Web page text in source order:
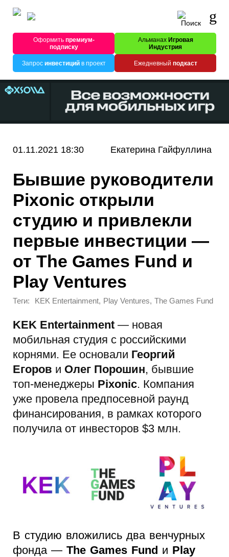
Оформитьпремиум-
подписку
Альманах Игровая
Индустрия
Запрос инвестицийв проект Ежедневный подкаст
01.11.2021 18:30 Екатерина Гайфуллина
Бывшие руководители
Pixonic открыли
студию и привлекли
первые инвестиции —
от The Games Fund и
Play Ventures
Теги: KEK Entertainment, Play Ventures, The Games Fund
KEK Entertainment — новая
мобильная студия с российскими
корнями. Ее основали Георгий
Егоров и Олег Порошин, бывшие
топ-менеджеры Pixonic. Компания
уже провела предпосевной раунд
финансирования, в рамках которого
получила от инвесторов $3 млн.
В студию вложились два венчурных
фонда — The Games Fund и Play